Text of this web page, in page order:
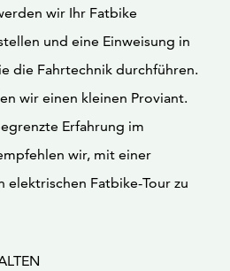
wir Ihr Fatbike
und eine Einweisung in
die Fahrtechnik durchführen.
wir einen kleinen Proviant.
Erfahrung im
wir, mit einer
elektrischen Fatbike-Tour zu